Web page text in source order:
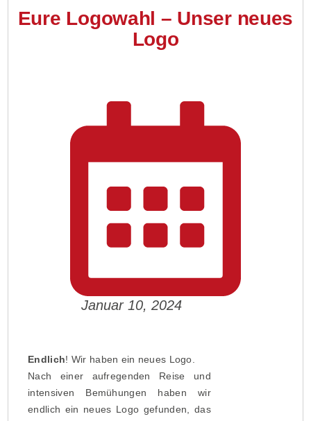
Eure Logowahl – Unser neues
Logo
Januar 10, 2024
Endlich! Wir haben ein neues Logo.
Nach einer aufregenden Reise und
intensiven Bemühungen haben wir
endlich ein neues Logo gefunden, das